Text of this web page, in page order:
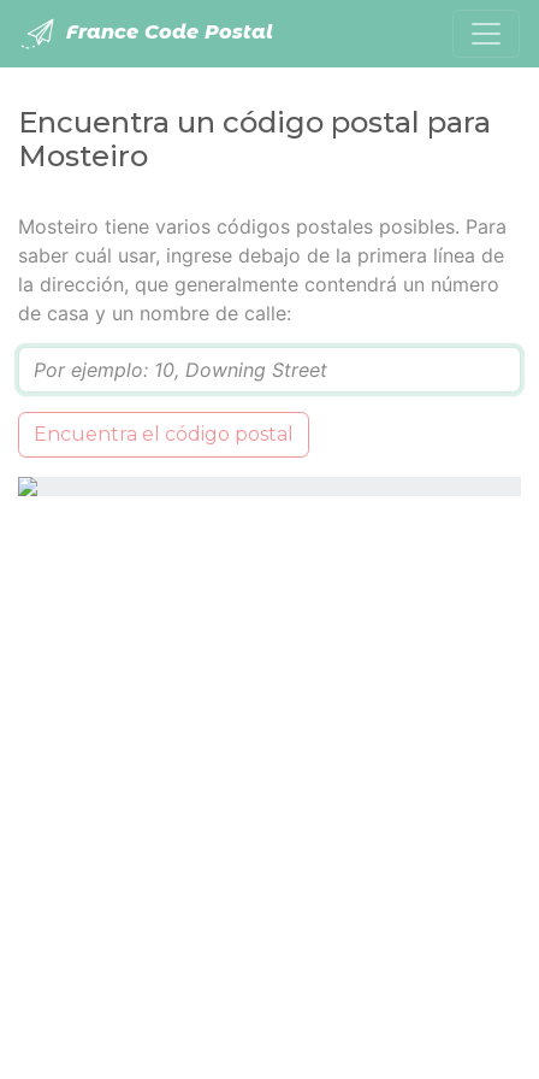
France Code Postal
Encuentra un código postal para
Mosteiro
Mosteiro tiene varios códigos postales posibles. Para
saber cuál usar, ingrese debajo de la primera línea de
la dirección, que generalmente contendrá un número
de casa y un nombre de calle:
Encuentra el código postal